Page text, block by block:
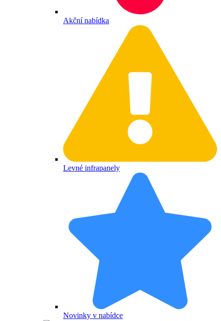
Akční nabídka
Levné infrapanely
Novinky v nabídce